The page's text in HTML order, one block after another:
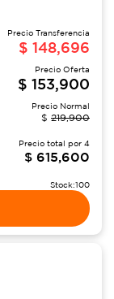
Precio Transferencia
$ 148,696
Precio Oferta
$ 153,900
Precio Normal
$ 219,900
Precio total por 4
$ 615,600
Stock:100